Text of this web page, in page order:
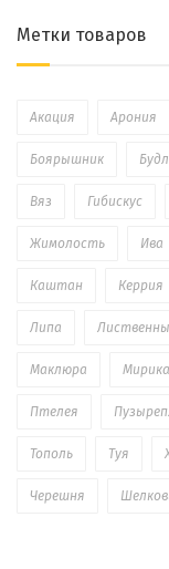
Метки товаров
Акация Арония
Боярышник
Вяз Гибискус
Жимолость Ива
Каштан Керрия
Липа
Маклюра
Птелея
Тополь Туя
Черешня